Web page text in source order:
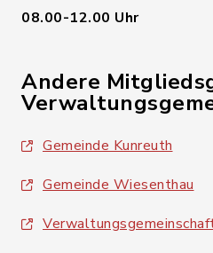
08.00-12.00 Uhr
Andere
Gemeinde Kunreuth
Gemeinde Wiesenthau